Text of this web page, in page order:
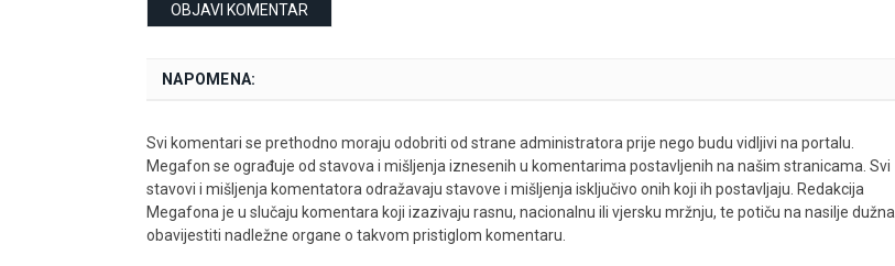
NAPOMENA:
Svi komentari se prethodno moraju odobriti od strane administratora prije nego budu vidljivi na portalu.
Megafon se ograđuje od stavova i mišljenja iznesenih u komentarima postavljenih na našim stranicama. Svi
stavovi i mišljenja komentatora odražavaju stavove i mišljenja isključivo onih koji ih postavljaju. Redakcija
Megafona je u slučaju komentara koji izazivaju rasnu, nacionalnu ili vjersku mržnju, te potiču na nasilje dužna
obavijestiti nadležne organe o takvom pristiglom komentaru.